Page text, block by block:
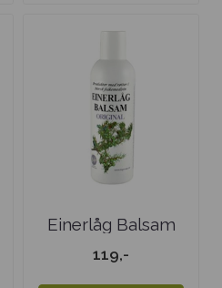
Einerlåg Balsam
original ...
119,-